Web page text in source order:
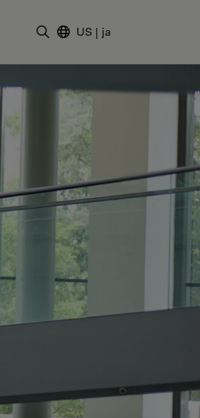
US | ja